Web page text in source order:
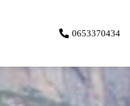
0653370434